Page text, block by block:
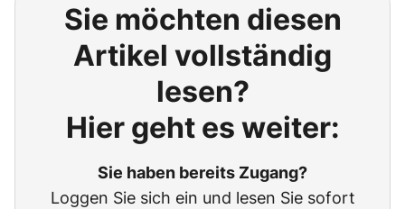
Sie möchten diesen
Artikel vollständig
lesen?
Hier geht es weiter:
Sie haben bereits Zugang?
Loggen Sie sich ein und lesen Sie sofort